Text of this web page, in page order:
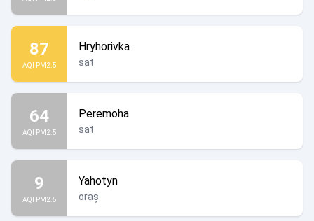
87
AQI PM2.5
Hryhorivka
sat
64
AQI PM2.5
Peremoha
sat
9
AQI PM2.5
Yahotyn
oraș